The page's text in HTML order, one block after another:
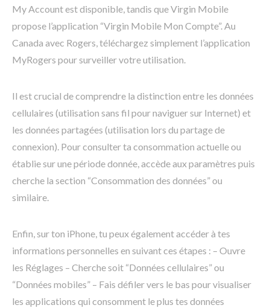
My Account est disponible, tandis que Virgin Mobile
propose l’application “Virgin Mobile Mon Compte”. Au
Canada avec Rogers, téléchargez simplement l’application
MyRogers pour surveiller votre utilisation.
Il est crucial de comprendre la distinction entre les données
cellulaires (utilisation sans fil pour naviguer sur Internet) et
les données partagées (utilisation lors du partage de
connexion). Pour consulter ta consommation actuelle ou
établie sur une période donnée, accède aux paramètres puis
cherche la section “Consommation des données” ou
similaire.
Enfin, sur ton iPhone, tu peux également accéder à tes
informations personnelles en suivant ces étapes : – Ouvre
les Réglages – Cherche soit “Données cellulaires” ou
“Données mobiles” – Fais défiler vers le bas pour visualiser
les applications qui consomment le plus tes données